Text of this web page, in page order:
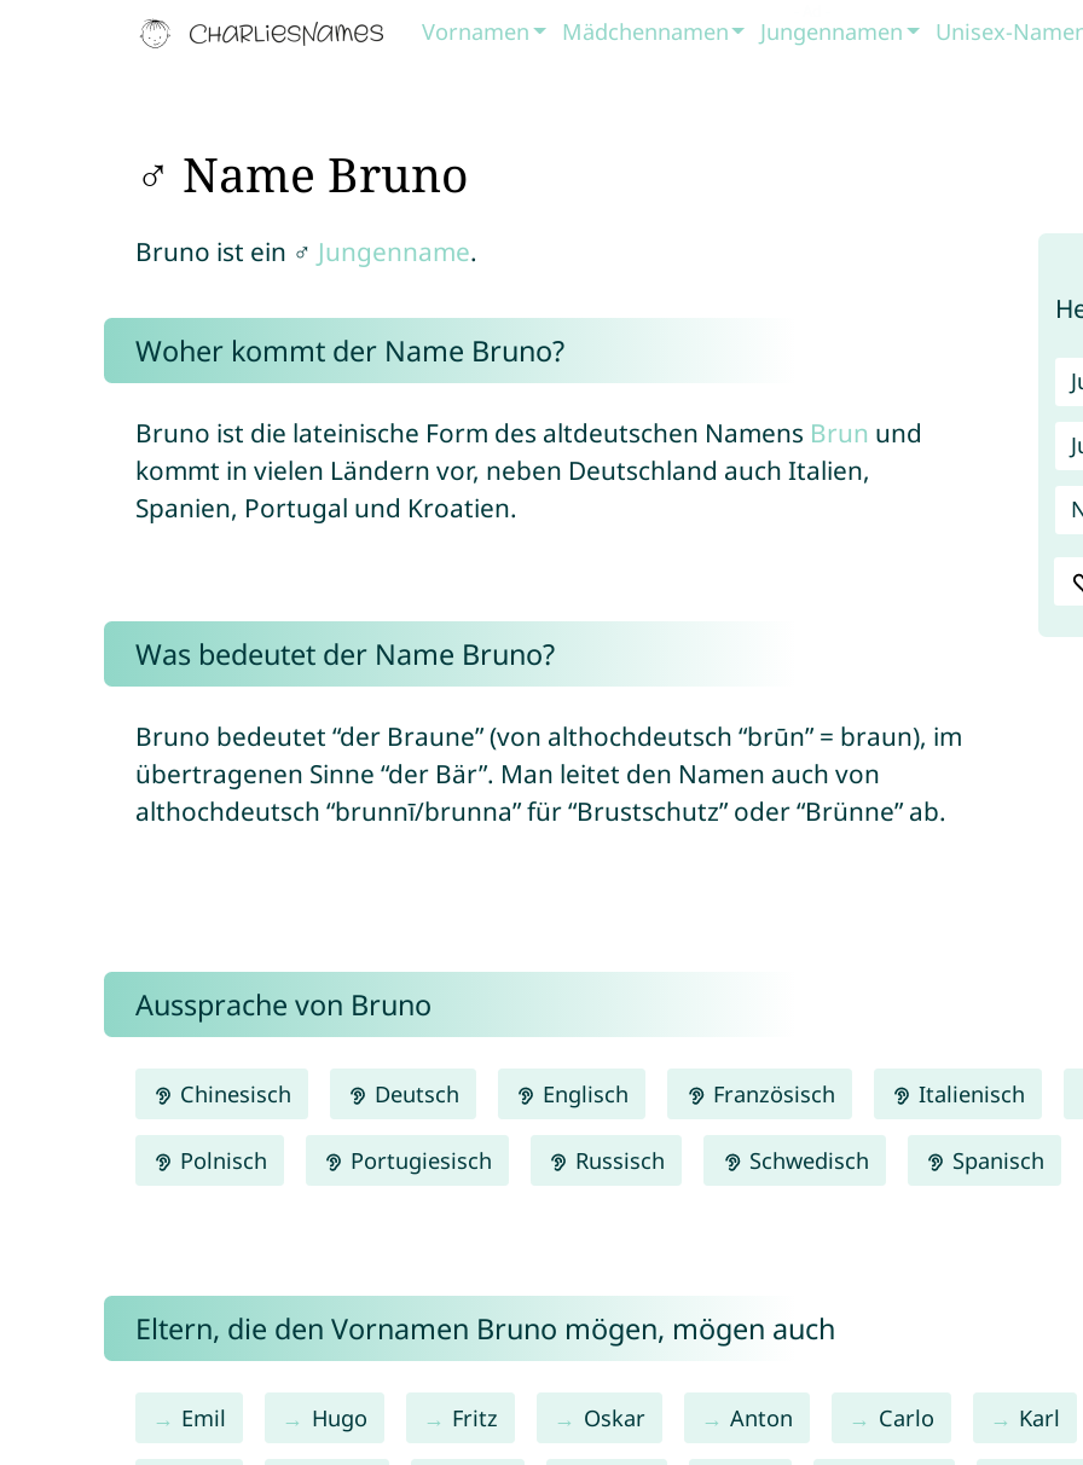
Vornamen Mädchennamen Jungennamen Unisex-
♂ Name Bruno
Bruno ist ein ♂ Jungenname.
Woher kommt der Name Bruno?
Bruno ist die lateinische Form des altdeutschen Namens Brun und
kommt in vielen Ländern vor, neben Deutschland auch Italien,
Spanien, Portugal und Kroatien.
Was bedeutet der Name Bruno?
Bruno bedeutet “der Braune” (von althochdeutsch “brūn” = braun), im
übertragenen Sinne “der Bär”. Man leitet den Namen auch von
althochdeutsch “brunnī/brunna” für “Brustschutz” oder “Brünne” ab.
Aussprache von Bruno
Chinesisch Deutsch Englisch Französisch Italienisch
Polnisch Portugiesisch Russisch Schwedisch Spanisch
Eltern, die den Vornamen Bruno mögen, mögen auch
Emil Hugo Fritz Oskar Anton Carlo Karl